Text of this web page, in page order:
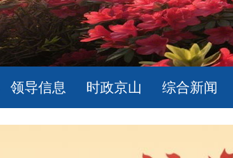
领导信息 时政京山 综合新闻